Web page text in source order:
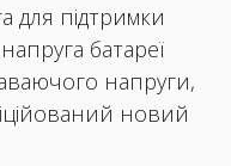
для підтримки
батареї
напруги,
новий